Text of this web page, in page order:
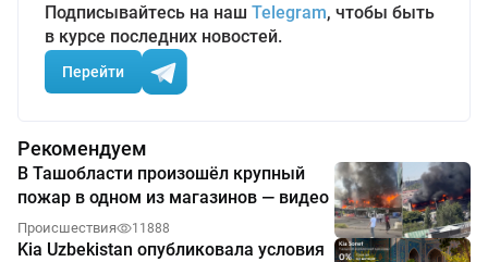
Подписывайтесь на наш Telegram, чтобы быть
в курсе последних новостей.
Перейти
Рекомендуем
В Ташобласти произошёл крупный
пожар в одном из магазинов — видео
Происшествия 11888
Kia Uzbekistan опубликовала условия